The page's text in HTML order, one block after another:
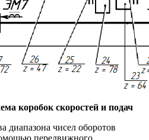
коробок скоростей и подач
диапазона чисел оборотов